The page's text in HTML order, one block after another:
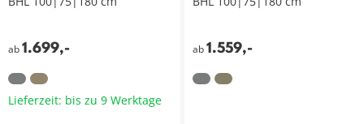
ab1.699,-
Lieferzeit: bis zu 9 Werktage
ab 1.559,-